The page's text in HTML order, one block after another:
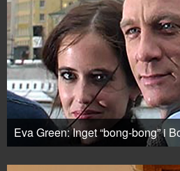
Eva Green: Inget “bong-bong” i